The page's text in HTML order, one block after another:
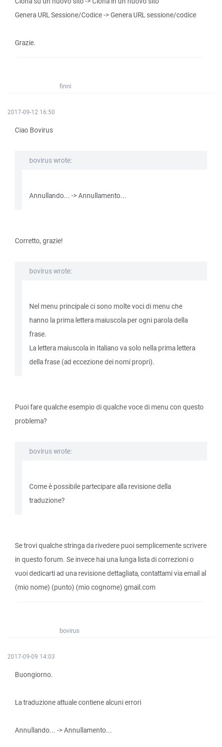
Genera URL Sessione/Codice -> Genera URL sessione/codice
Grazie.
finni
2017-09-12 16:50
Ciao Bovirus
bovirus wrote:
Annullando... -> Annullamento...
Corretto, grazie!
bovirus wrote:
Nel menu principale ci sono molte voci di menu che
hanno la prima lettera maiuscola per ogni parola della
frase.
La lettera maiuscola in Italiano va solo nella prima lettera
della frase (ad eccezione dei nomi propri).
Puoi fare qualche esempio di qualche voce di menu con questo
problema?
bovirus wrote:
Come è possibile partecipare alla revisione della
traduzione?
Se trovi qualche stringa da rivedere puoi semplicemente scrivere
in questo forum. Se invece hai una lunga lista di correzioni o
vuoi dedicarti ad una revisione dettagliata, contattami via email al
(mio nome) (punto) (mio cognome) gmail.com
bovirus
2017-09-09 14:03
Buongiorno.
La traduzione attuale contiene alcuni errori
Annullando... -> Annullamento...